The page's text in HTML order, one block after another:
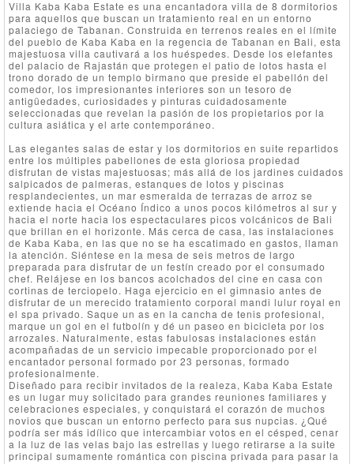
Villa Kaba Kaba Estate es una encantadora villa de 8 dormitorios
para aquellos que buscan un tratamiento real en un entorno
palaciego de Tabanan. Construida en terrenos reales en el límite
del pueblo de Kaba Kaba en la regencia de Tabanan en Bali, esta
majestuosa villa cautivará a los huéspedes. Desde los elefantes
del palacio de Rajastán que protegen el patio de lotos hasta el
trono dorado de un templo birmano que preside el pabellón del
comedor, los impresionantes interiores son un tesoro de
antigüedades, curiosidades y pinturas cuidadosamente
seleccionadas que revelan la pasión de los propietarios por la
cultura asiática y el arte contemporáneo.
Las elegantes salas de estar y los dormitorios en suite repartidos
entre los múltiples pabellones de esta gloriosa propiedad
disfrutan de vistas majestuosas; más allá de los jardines cuidados
salpicados de palmeras, estanques de lotos y piscinas
resplandecientes, un mar esmeralda de terrazas de arroz se
extiende hacia el Océano Índico a unos pocos kilómetros al sur y
hacia el norte hacia los espectaculares picos volcánicos de Bali
que brillan en el horizonte. Más cerca de casa, las instalaciones
de Kaba Kaba, en las que no se ha escatimado en gastos, llaman
la atención. Siéntese en la mesa de seis metros de largo
preparada para disfrutar de un festín creado por el consumado
chef. Relájese en los bancos acolchados del cine en casa con
cortinas de terciopelo. Haga ejercicio en el gimnasio antes de
disfrutar de un merecido tratamiento corporal mandi lulur royal en
el spa privado. Saque un as en la cancha de tenis profesional,
marque un gol en el futbolín y dé un paseo en bicicleta por los
arrozales. Naturalmente, estas fabulosas instalaciones están
acompañadas de un servicio impecable proporcionado por el
encantador personal formado por 23 personas, formado
profesionalmente.
Diseñado para recibir invitados de la realeza, Kaba Kaba Estate
es un lugar muy solicitado para grandes reuniones familiares y
celebraciones especiales, y conquistará el corazón de muchos
novios que buscan un entorno perfecto para sus nupcias. ¿Qué
podría ser más idílico que intercambiar votos en el césped, cenar
a la luz de las velas bajo las estrellas y luego retirarse a la suite
principal sumamente romántica con piscina privada para pasar la